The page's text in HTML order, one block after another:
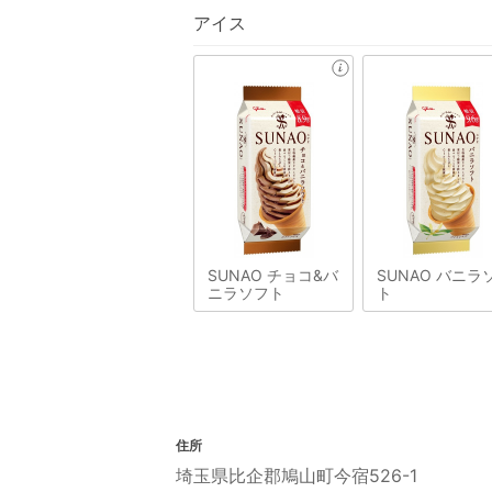
アイス
SUNAO チョコ&バ
ニラソフト
SUNAO バニラ
ト
住所
埼玉県比企郡鳩山町今宿526-1